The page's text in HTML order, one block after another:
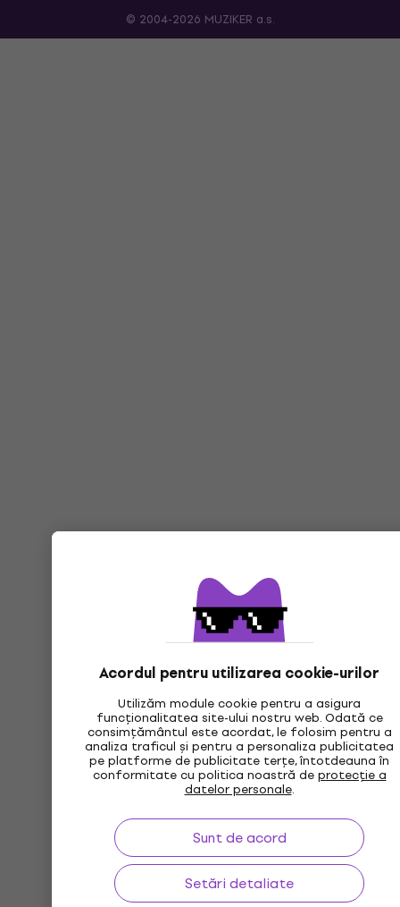
Acordul pentru utilizarea cookie-urilor
Utilizăm module cookie pentru a asigura
funcționalitatea site-ului nostru web. Odată ce
consimțământul este acordat, le folosim pentru a
analiza traficul și pentru a personaliza publicitatea
pe platforme de publicitate terțe, întotdeauna în
conformitate cu politica noastră deprotecție a
datelor personale.
Sunt de acord
Setări detaliate
© 2004-2026 MUZIKER a.s.